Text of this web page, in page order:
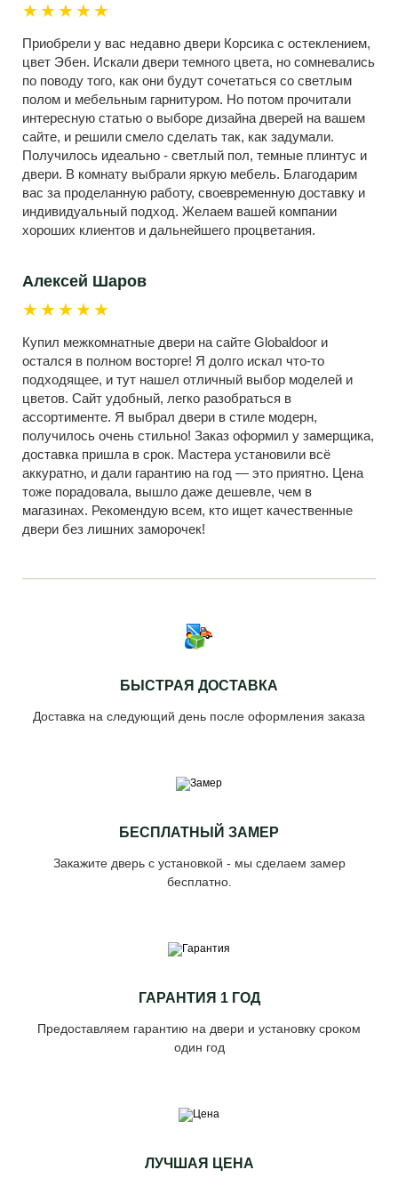
★★★★★
Приобрели у вас недавно двери Корсика с остеклением,
цвет Эбен. Искали двери темного цвета, но сомневались
по поводу того, как они будут сочетаться со светлым
полом и мебельным гарнитуром. Но потом прочитали
интересную статью о выборе дизайна дверей на вашем
сайте, и решили смело сделать так, как задумали.
Получилось идеально - светлый пол, темные плинтус и
двери. В комнату выбрали яркую мебель. Благодарим
вас за проделанную работу, своевременную доставку и
индивидуальный подход. Желаем вашей компании
хороших клиентов и дальнейшего процветания.
Алексей Шаров
★★★★★
Купил межкомнатные двери на сайте Globaldoor и
остался в полном восторге! Я долго искал что-то
подходящее, и тут нашел отличный выбор моделей и
цветов. Сайт удобный, легко разобраться в
ассортименте. Я выбрал двери в стиле модерн,
получилось очень стильно! Заказ оформил у замерщика,
доставка пришла в срок. Мастера установили всё
аккуратно, и дали гарантию на год — это приятно. Цена
тоже порадовала, вышло даже дешевле, чем в
магазинах. Рекомендую всем, кто ищет качественные
двери без лишних заморочек!
БЫСТРАЯ ДОСТАВКА
Доставка на следующий день после оформления заказа
БЕСПЛАТНЫЙ ЗАМЕР
Закажите дверь с установкой - мы сделаем замер
бесплатно.
ГАРАНТИЯ 1 ГОД
Предоставляем гарантию на двери и установку сроком
один год
ЛУЧШАЯ ЦЕНА